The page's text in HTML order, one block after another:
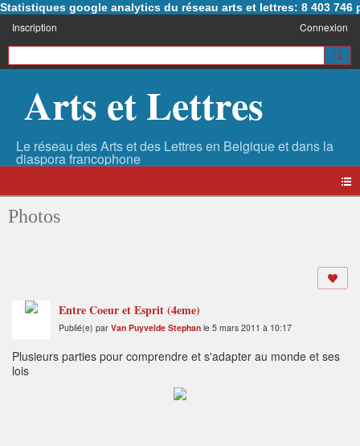
Statistiques google analytics du réseau arts et lettres: 8 403 746
Inscription Connexion
Arts et Lettres
Photos
Entre Coeur et Esprit (4eme)
Publié(e) par Van Puyvelde Stephan le 5 mars 2011 à 10:17
Plusieurs parties pour comprendre et s'adapter au monde et ses
lois